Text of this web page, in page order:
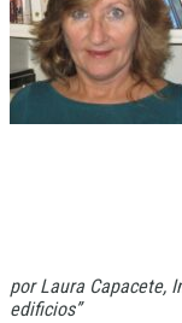
por Laura Capacete,
edificios”